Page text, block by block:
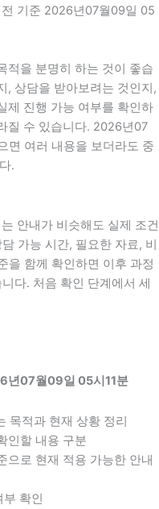
기준 2026년07월09일 05
적을 분명히 하는 것이 좋습
, 상담을 받아보려는 것인지,
제 진행 가능 여부를 확인하
질 수 있습니다. 2026년07
면 여러 내용을 보더라도 중
.
안내가 비슷해도 실제 조건
가능 시간, 필요한 자료, 비
을 함께 확인하면 이후 과정
다. 처음 확인 단계에서 세
년07월09일 05시11분
목적과 현재 상황 정리
인할 내용 구분
으로 현재 적용 가능한 안내
확인